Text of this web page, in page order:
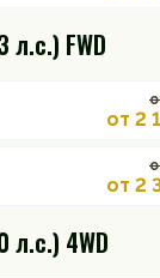
л.с.) FWD
от 2
от 2
л.с.) 4WD